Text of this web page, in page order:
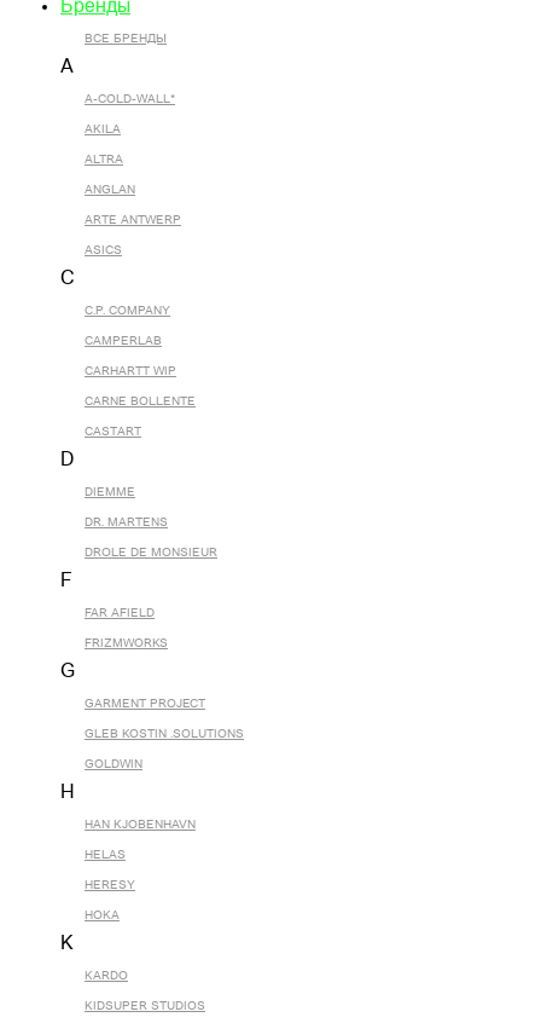
Бренды
ВСЕ БРЕНДЫ
A
A-COLD-WALL*
AKILA
ALTRA
ANGLAN
ARTE ANTWERP
ASICS
C
C.P. COMPANY
CAMPERLAB
CARHARTT WIP
CARNE BOLLENTE
CASTART
D
DIEMME
DR. MARTENS
DROLE DE MONSIEUR
F
FAR AFIELD
FRIZMWORKS
G
GARMENT PROJECT
GLEB KOSTIN .SOLUTIONS
GOLDWIN
H
HAN KJOBENHAVN
HELAS
HERESY
HOKA
K
KARDO
KIDSUPER STUDIOS